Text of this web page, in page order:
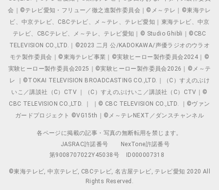
会｜©テレビ愛知・フリュー／徹之進製作委員会｜©メ～テレ｜©東海テレ
ビ、中京テレビ、CBCテレビ、メ～テレ、テレビ愛知｜東海テレビ、中京
テレビ、CBCテレビ、メ～テレ、テレビ愛知｜© Studio Ghibli｜©CBC
TELEVISION CO.,LTD.｜©2023 二月 公/KADOKAWA/声優ラジオのウラオ
モテ製作委員会｜©東海テレビ事業｜©実験ヒーロー製作委員会2024｜©
実験ヒーロー製作委員会2025｜©実験ヒーロー製作委員会2026｜©メ～テ
レ ｜©TOKAI TELEVISION BROADCASTING CO.,LTD.｜（C）すえのぶけ
いこ／講談社（C）CTV ｜（C）すえのぶけいこ／講談社（C）CTV｜©
CBC TELEVISION CO.,LTD. ｜ ｜© CBC TELEVISION CO.,LTD. ｜©ヴァン
ガードプロジェクト ©VG15th｜©メ～テレNEXT／ダンスチャンネル
各ページに掲載の記事・写真の無断転用を禁じます。
JASRAC許諾番号
NexTone許諾番号
第9008707022Y45038号
ID000007318
©東海テレビ, 中京テレビ, CBCテレビ, 名古屋テレビ, テレビ愛知 2020 All
Rights Reserved.